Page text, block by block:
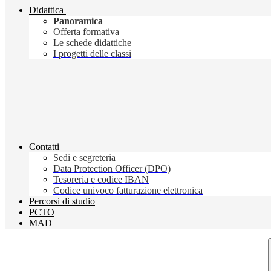
Didattica
Panoramica
Offerta formativa
Le schede didattiche
I progetti delle classi
Contatti
Sedi e segreteria
Data Protection Officer (DPO)
Tesoreria e codice IBAN
Codice univoco fatturazione elettronica
Percorsi di studio
PCTO
MAD